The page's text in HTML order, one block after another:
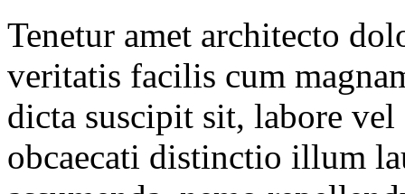
Tenetur amet architecto
veritatis facilis cum
dicta suscipit sit, labore vel
obcaecati distinctio illum